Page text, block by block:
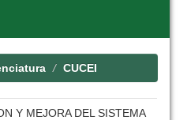
CUCEI
Y MEJORA DEL SISTEMA